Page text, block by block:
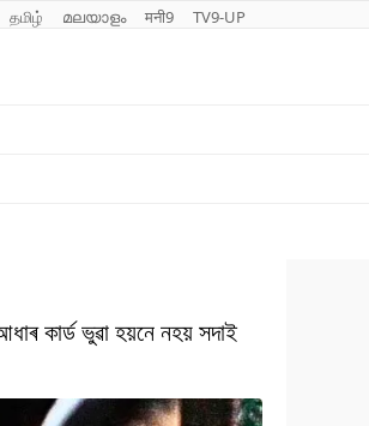
தமிழ் മലയാളം मनी9 TV9-UP
কাৰ্ড ভুৱা হয়নে নহয় সদাই